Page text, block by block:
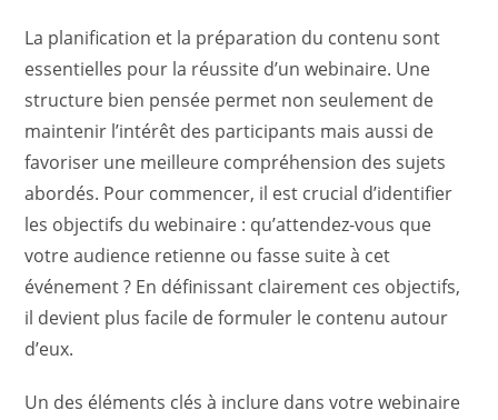
La planification et la préparation du contenu sont
essentielles pour la réussite d’un webinaire. Une
structure bien pensée permet non seulement de
maintenir l’intérêt des participants mais aussi de
favoriser une meilleure compréhension des sujets
abordés. Pour commencer, il est crucial d’identifier
les objectifs du webinaire : qu’attendez-vous que
votre audience retienne ou fasse suite à cet
événement ? En définissant clairement ces objectifs,
il devient plus facile de formuler le contenu autour
d’eux.
Un des éléments clés à inclure dans votre webinaire